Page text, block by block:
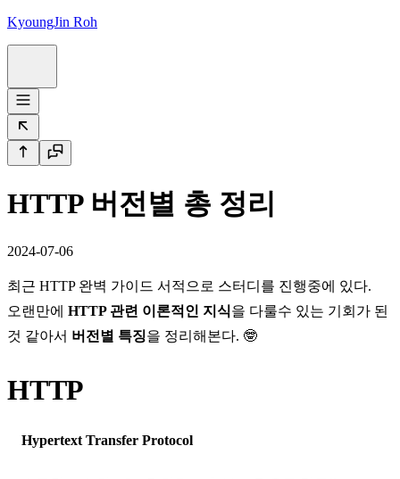
KyoungJin Roh
HTTP 버전별 총 정리
2024-07-06
최근 HTTP 완벽 가이드 서적 으로 스터디를 진행중에 있다.
오랜만에 HTTP 관련 이론적인 지식을 다룰수 있는 기회가 된
것 같아서 버전별 특징을 정리해본다. 🤓
HTTP
Hypertext Transfer Protocol